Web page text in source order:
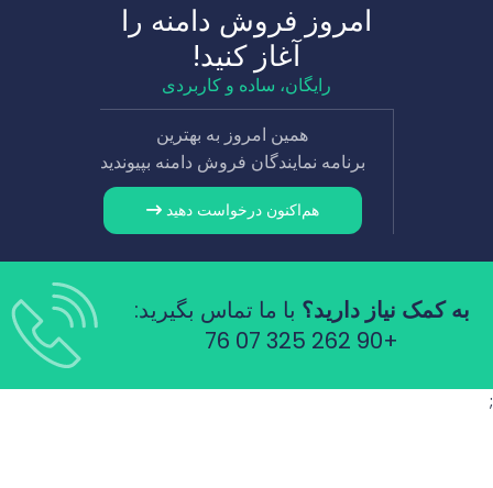
امروز فروش دامنه را
آغاز کنید!
رایگان، ساده و کاربردی
همین امروز به بهترین
برنامه نمایندگان فروش دامنه بپیوندید
هم‌اکنون درخواست دهید
به کمک نیاز دارید؟ با ما تماس بگیرید:
+90 262 325 07 76
;